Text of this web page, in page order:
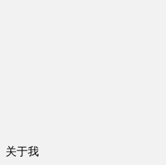
关于我